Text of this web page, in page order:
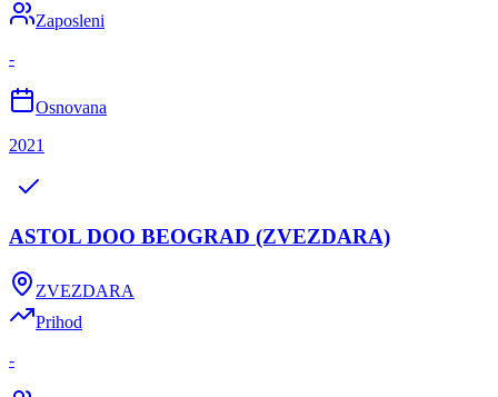
Zaposleni
-
Osnovana
2021
ASTOL DOO BEOGRAD (ZVEZDARA)
ZVEZDARA
Prihod
-